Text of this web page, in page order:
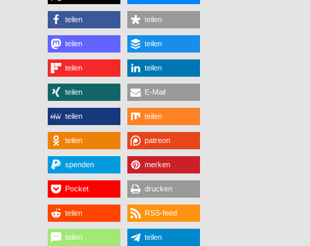
teilen teilen
teilen teilen
teilen teilen
teilen E-Mail
teilen teilen
teilen patreon
spenden merken
Pocket drucken
teilen RSS-feed
teilen teilen